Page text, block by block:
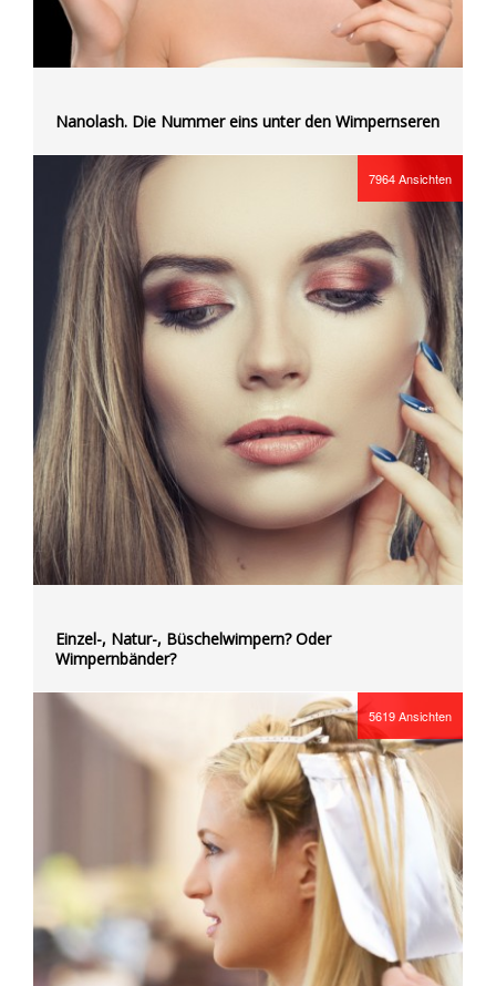
Nanolash. Die Nummer eins unter den Wimpernseren
7964Ansichten
Einzel-, Natur-, Büschelwimpern? Oder
Wimpernbänder?
5619Ansichten